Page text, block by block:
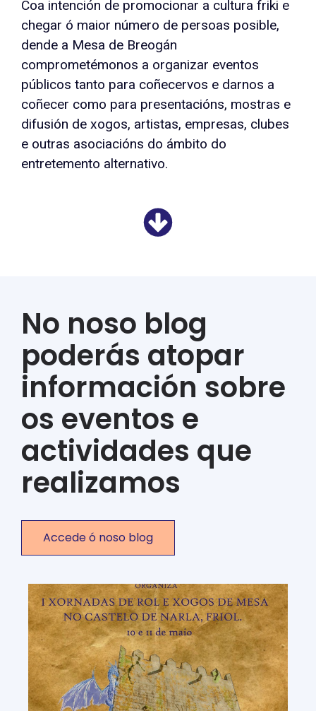
Coa intención de promocionar a cultura friki e
chegar ó maior número de persoas posible,
dende a Mesa de Breogán
comprometémonos a organizar eventos
públicos tanto para coñecervos e darnos a
coñecer como para presentacións, mostras e
difusión de xogos, artistas, empresas, clubes
e outras asociacións do ámbito do
entretemento alternativo.
No noso blog
poderás atopar
información sobre
os eventos e
actividades que
realizamos
Accede ó noso blog